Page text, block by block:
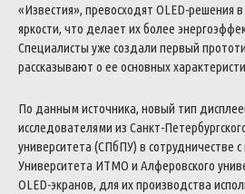
«Известия», превосходят OLED-решения
яркости, что делает их более
Специалисты уже создали первый
рассказывают о ее основных
По данным источника, новый тип
исследователями из Санкт-
университета (СПбПУ) в сотрудничестве с
Университета ИТМО и Алферовского
OLED-экранов, для их производства